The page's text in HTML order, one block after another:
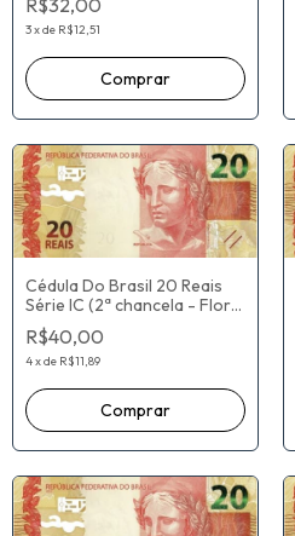
Nunes Guedes / Roberto
Campos Neto
R$32,00
3xde R$12,51
Cédula Do Brasil 20 Reais
Série IC (2ª chancela - Flor
De Estampa) Paulo Roberto
Nunes Guedes / Roberto
Campos Neto
R$40,00
4xde R$11,89